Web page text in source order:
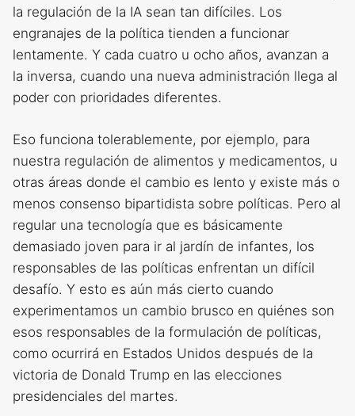
la regulación de la IA sean tan difíciles. Los
engranajes de la política tienden a funcionar
lentamente. Y cada cuatro u ocho años, avanzan a
la inversa, cuando una nueva administración llega al
poder con prioridades diferentes.
Eso funciona tolerablemente, por ejemplo, para
nuestra regulación de alimentos y medicamentos, u
otras áreas donde el cambio es lento y existe más o
menos consenso bipartidista sobre políticas. Pero al
regular una tecnología que es básicamente
demasiado joven para ir al jardín de infantes, los
responsables de las políticas enfrentan un difícil
desafío. Y esto es aún más cierto cuando
experimentamos un cambio brusco en quiénes son
esos responsables de la formulación de políticas,
como ocurrirá en Estados Unidos después de la
victoria de Donald Trump en las elecciones
presidenciales del martes.